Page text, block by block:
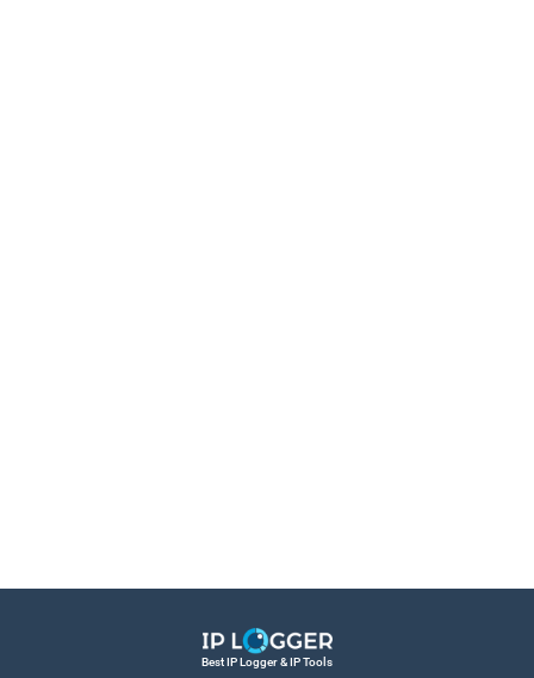
Best IP Logger & IP Tools